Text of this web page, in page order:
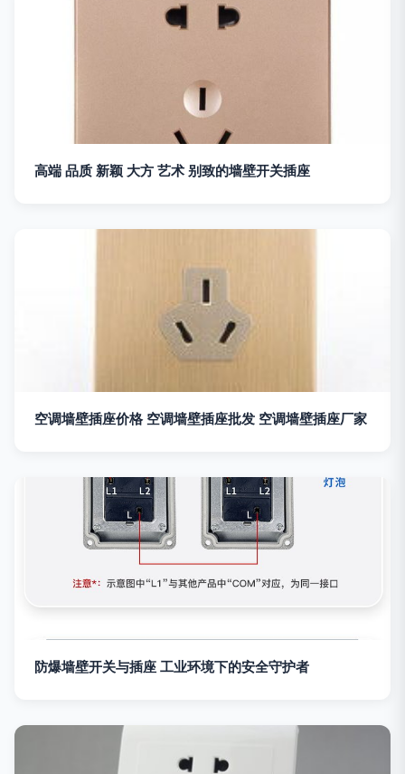
高端 品质 新颖 大方 艺术 别致的墙壁开关插座
空调墙壁插座价格 空调墙壁插座批发 空调墙壁插座厂家
防爆墙壁开关与插座 工业环境下的安全守护者